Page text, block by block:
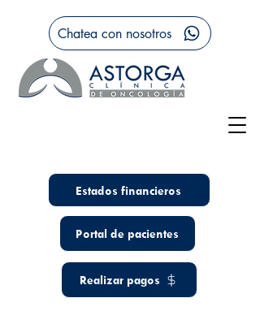
Estados financieros
Portal de pacientes
Realizar pagos
Chatea con nosotros